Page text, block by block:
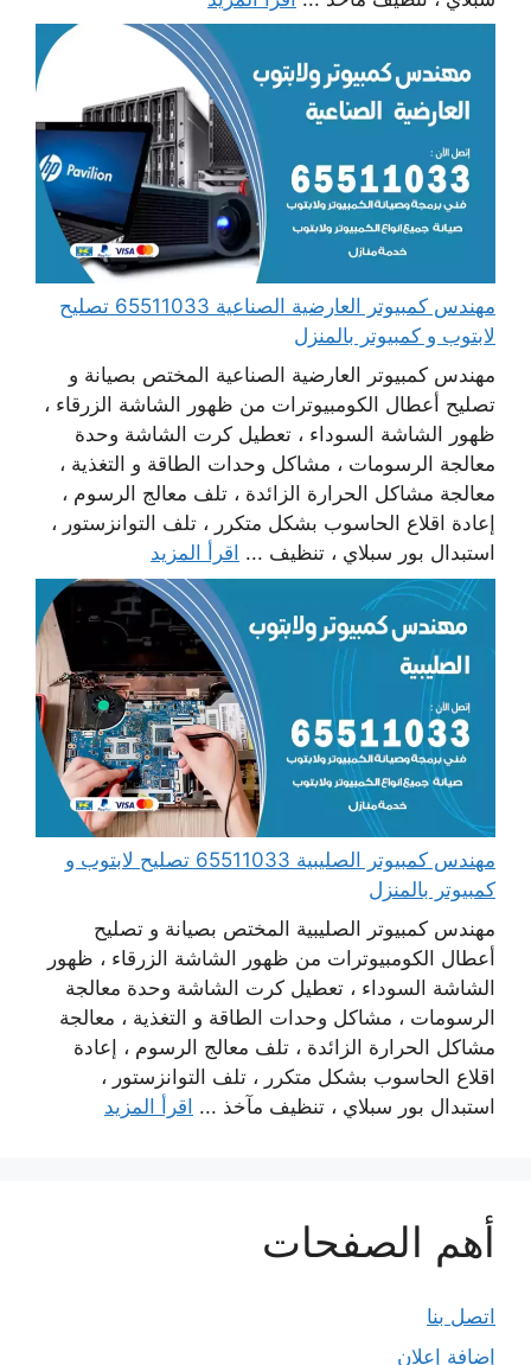
مهندس كمبيوتر العارضية الصناعية 65511033 تصليح
لابتوب و كمبيوتر بالمنزل
مهندس كمبيوتر العارضية الصناعية المختص بصيانة و
تصليح أعطال الكومبيوترات من ظهور الشاشة الزرقاء ،
ظهور الشاشة السوداء ، تعطيل كرت الشاشة وحدة
معالجة الرسومات ، مشاكل وحدات الطاقة و التغذية ،
معالجة مشاكل الحرارة الزائدة ، تلف معالج الرسوم ،
إعادة اقلاع الحاسوب بشكل متكرر ، تلف التوانزستور ،
استبدال بور سبلاي ، تنظيف ... اقرأ المزيد
مهندس كمبيوتر الصليبية 65511033 تصليح لابتوب و
كمبيوتر بالمنزل
مهندس كمبيوتر الصليبية المختص بصيانة و تصليح
أعطال الكومبيوترات من ظهور الشاشة الزرقاء ، ظهور
الشاشة السوداء ، تعطيل كرت الشاشة وحدة معالجة
الرسومات ، مشاكل وحدات الطاقة و التغذية ، معالجة
مشاكل الحرارة الزائدة ، تلف معالج الرسوم ، إعادة
اقلاع الحاسوب بشكل متكرر ، تلف التوانزستور ،
استبدال بور سبلاي ، تنظيف مآخذ ... اقرأ المزيد
أهم الصفحات
اتصل بنا
إضافة إعلان